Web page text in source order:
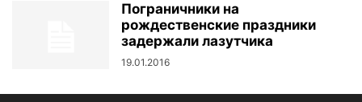
Пограничники на
рождественские праздники
задержали лазутчика
19.01.2016